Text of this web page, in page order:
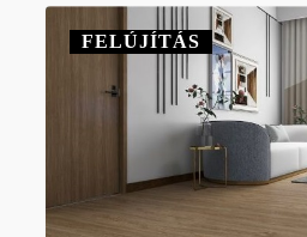
FELÚJÍTÁS 0